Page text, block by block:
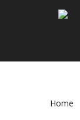
Home